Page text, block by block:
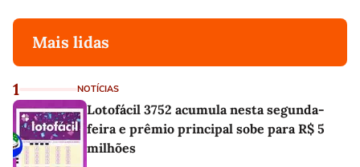
Mais lidas
1 NOTÍCIAS
Lotofácil 3752 acumula nesta segunda-
feira e prêmio principal sobe para R$ 5
milhões